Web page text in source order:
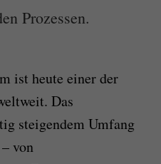
Prozessen.
ist heute einer der
Das
steigendem Umfang
von